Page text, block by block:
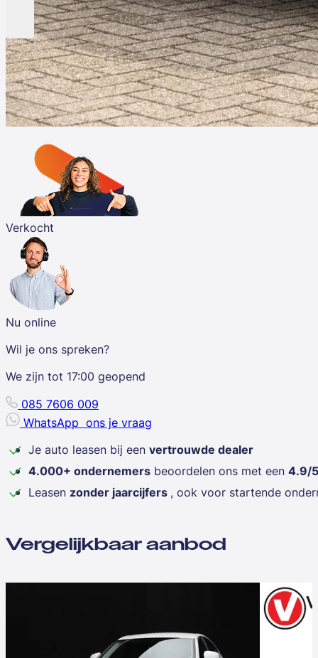
Verkocht
Nu online
Wil je ons spreken?
We zijn tot 17:00 geopend
085 7606 009
WhatsApp ons je vraag
Je auto leasen bij een vertrouwde dealer
4.000+ ondernemers beoordelen ons met een 4.9/5
Leasen zonder jaarcijfers , ook voor startende
Vergelijkbaar aanbod